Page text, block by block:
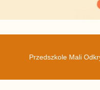
Przedszkole Mali